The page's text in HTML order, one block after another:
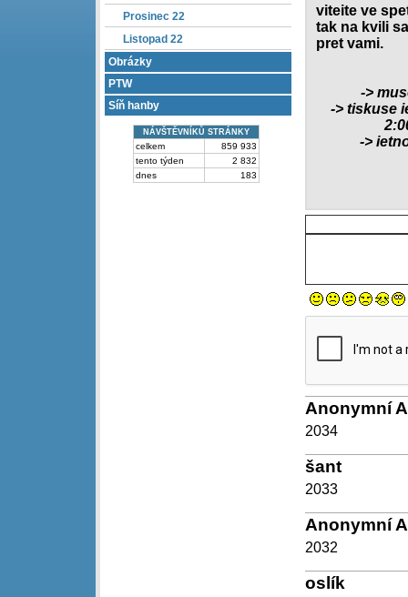
viteite ve
tak na kvili
pret vami.
->
-> tiskuse
->
Anonymní
2034
šant
2033
Anonymní
2032
oslík
Prosinec 22
Listopad 22
Obrázky
PTW
Síň hanby
NÁVŠTĚVNÍKŮ STRÁNKY
celkem
859 933
tento týden
2 832
dnes
183